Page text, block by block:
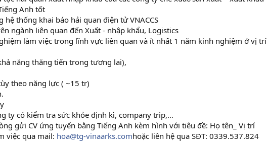
Anh tốt
hệ thống khai báo hải quan điện tử VNACCS
ngành liên quan đến Xuất - nhập khẩu, Logistics
làm việc trong lĩnh vực liên quan và ít nhất 1 năm kinh nghiệm ở vị trí
năng thăng tiến trong tương lai),
theo năng lực ( ~15 tr)
ty có kiểm tra sức khỏe định kì, company trip,…
gửi CV ứng tuyển bằng Tiếng Anh kèm hình với tiêu đề: Họ tên_ Vị trí
việc qua mail: hoa@tg-vinaarks.comhoặc liên hệ qua SĐT: 0339.537.824